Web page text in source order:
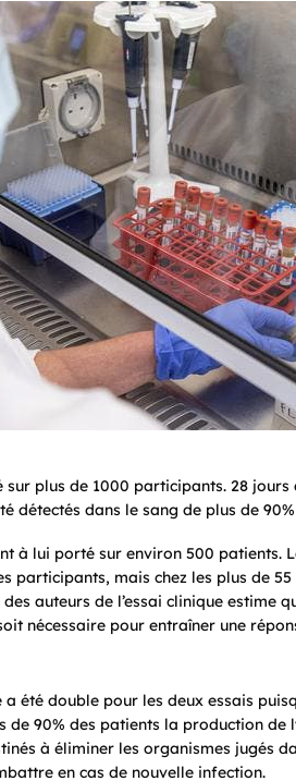
plus de 1000 participants. 28
détectés dans le sang de plus de
à lui porté sur environ 500 patients.
participants, mais chez les plus de
auteurs de l’essai clinique estime
nécessaire pour entraîner une
été double pour les deux essais
de 90% des patients la production de
à éliminer les organismes jugés
en cas de nouvelle infection.